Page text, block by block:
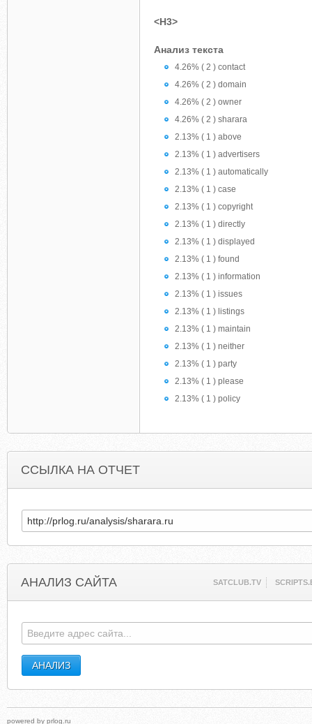
<H3>
Анализ текста
4.26% ( 2 ) contact
4.26% ( 2 ) domain
4.26% ( 2 ) owner
4.26% ( 2 ) sharara
2.13% ( 1 ) above
2.13% ( 1 ) advertisers
2.13% ( 1 ) automatically
2.13% ( 1 ) case
2.13% ( 1 ) copyright
2.13% ( 1 ) directly
2.13% ( 1 ) displayed
2.13% ( 1 ) found
2.13% ( 1 ) information
2.13% ( 1 ) issues
2.13% ( 1 ) listings
2.13% ( 1 ) maintain
2.13% ( 1 ) neither
2.13% ( 1 ) party
2.13% ( 1 ) please
2.13% ( 1 ) policy
ССЫЛКА НА ОТЧЕТ
АНАЛИЗ САЙТА SATCLUB.TV
powered by prlog.ru